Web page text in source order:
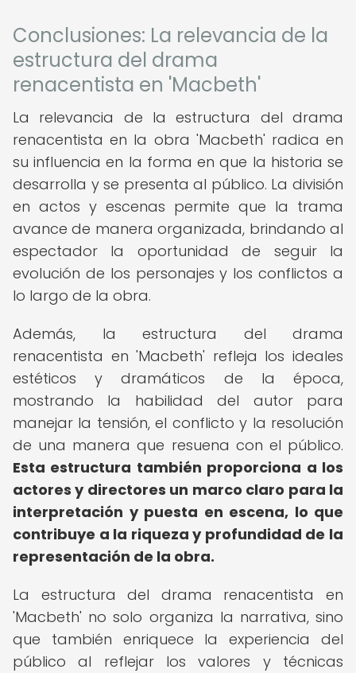
Conclusiones: La relevancia de la
estructura del drama
renacentista en 'Macbeth'
La relevancia de la estructura del drama
renacentista en la obra 'Macbeth' radica en
su influencia en la forma en que la historia se
desarrolla y se presenta al público. La división
en actos y escenas permite que la trama
avance de manera organizada, brindando al
espectador la oportunidad de seguir la
evolución de los personajes y los conflictos a
lo largo de la obra.
Además, la estructura del drama
renacentista en 'Macbeth' refleja los ideales
estéticos y dramáticos de la época,
mostrando la habilidad del autor para
manejar la tensión, el conflicto y la resolución
de una manera que resuena con el público.
Esta estructura también proporciona a los
actores y directores un marco claro para la
interpretación y puesta en escena, lo que
contribuye a la riqueza y profundidad de la
representación de la obra.
La estructura del drama renacentista en
'Macbeth' no solo organiza la narrativa, sino
que también enriquece la experiencia del
público al reflejar los valores y técnicas